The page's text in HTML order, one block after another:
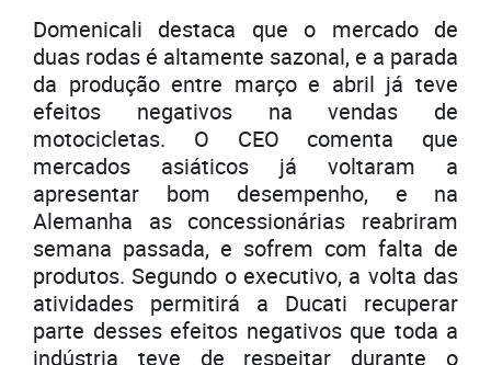
Domenicali destaca que o mercado de
duas rodas é altamente sazonal, e a parada
da produção entre março e abril já teve
efeitos negativos na vendas de
motocicletas. O CEO comenta que
mercados asiáticos já voltaram a
apresentar bom desempenho, e na
Alemanha as concessionárias reabriram
semana passada, e sofrem com falta de
produtos. Segundo o executivo, a volta das
atividades permitirá a Ducati recuperar
parte desses efeitos negativos que toda a
indústria teve de respeitar durante o